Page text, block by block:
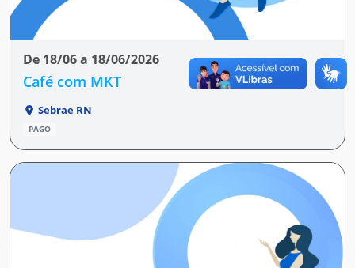
De 18/06 a 18/06/2026
Café com MKT
Sebrae RN
PAGO